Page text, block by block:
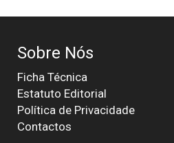
Sobre Nós
Ficha Técnica
Estatuto Editorial
Política de Privacidade
Contactos